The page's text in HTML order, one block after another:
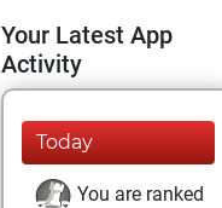
Your Latest App
Activity
Today
You are ranked